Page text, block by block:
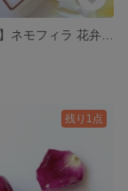
残り1点